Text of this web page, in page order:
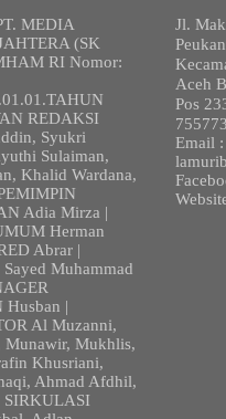
MEDIA
(SK
RI Nomor:
REDAKSI
Syukri
Sulaiman,
Khalid Wardana,
Adia Mirza |
Herman
Abrar |
Muhammad
|
Al Muzanni,
Munawir, Mukhlis,
Khusriani,
Ahmad Afdhil,
SIRKULASI
Jl.
Aceh
Pos
Email :